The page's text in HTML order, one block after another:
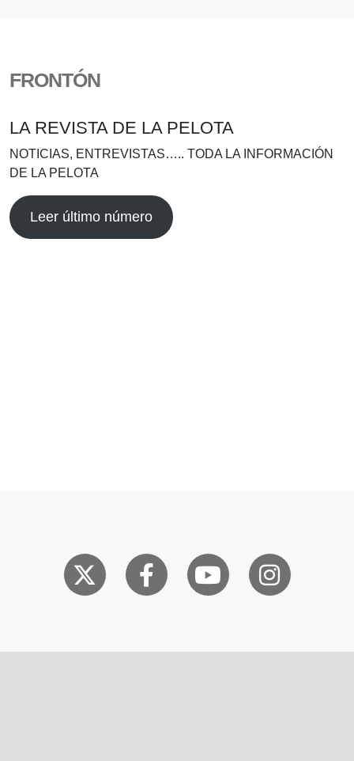
FRONTÓN
LA REVISTA DE LA PELOTA
NOTICIAS, ENTREVISTAS….. TODA LA INFORMACIÓN
DE LA PELOTA
Leer último número